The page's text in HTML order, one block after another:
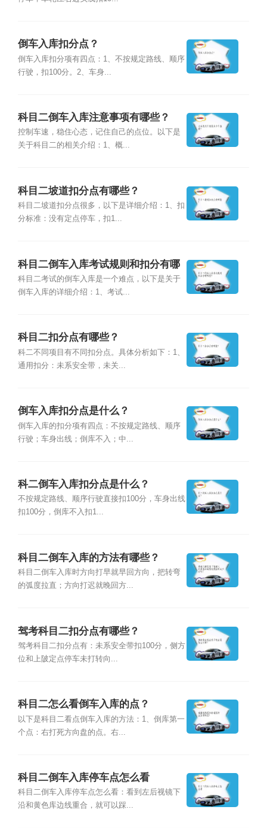
倒车入库扣分点？
倒车入库扣分项有四点：1、不按规定路线、顺序
行驶，扣100分。2、车身...
科目二倒车入库注意事项有哪些？
控制车速，稳住心态，记住自己的点位。以下是
关于科目二的相关介绍：1、概...
科目二坡道扣分点有哪些？
科目二坡道扣分点很多，以下是详细介绍：1、扣
分标准：没有定点停车，扣1...
科目二倒车入库考试规则和扣分有哪
些？
科目二考试的倒车入库是一个难点，以下是关于
倒车入库的详细介绍：1、考试...
科目二扣分点有哪些？
科二不同项目有不同扣分点。具体分析如下：1、
通用扣分：未系安全带，未关...
倒车入库扣分点是什么？
倒车入库的扣分项有四点：不按规定路线、顺序
行驶；车身出线；倒库不入；中...
科二倒车入库扣分点是什么？
不按规定路线、顺序行驶直接扣100分，车身出线
扣100分，倒库不入扣1...
科目二倒车入库的方法有哪些？
科目二倒车入库时方向打早就早回方向，把转弯
的弧度拉直；方向打迟就晚回方...
驾考科目二扣分点有哪些？
驾考科目二扣分点有：未系安全带扣100分，侧方
位和上陂定点停车未打转向...
科目二怎么看倒车入库的点？
以下是科目二看点倒车入库的方法：1、倒库第一
个点：右打死方向盘的点。右...
科目二倒车入库停车点怎么看
科目二倒车入库停车点怎么看：看到左后视镜下
沿和黄色库边线重合，就可以踩...